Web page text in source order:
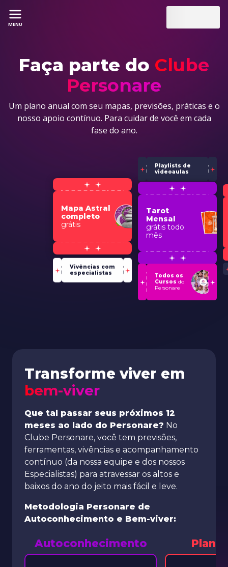
MENU
Faça parte do Clube
Personare
Um plano anual com seu mapas, previsões, práticas e o
nosso apoio contínuo. Para cuidar de você em cada
fase do ano.
Mapa Astral
completo
grátis
Vivências com
especialistas
Playlists de
videoaulas
Tarot
Mensal
grátis todo
mês
Todos os
Cursos do
Personare
Transforme viver em
bem-viver
Que tal passar seus próximos 12
meses ao lado do Personare? No
Clube Personare, você tem previsões,
ferramentas, vivências e acompanhamento
contínuo (da nossa equipe e dos nossos
Especialistas) para atravessar os altos e
baixos do ano do jeito mais fácil e leve.
Metodologia Personare de
Autoconhecimento e Bem-viver:
Autoconhecimento